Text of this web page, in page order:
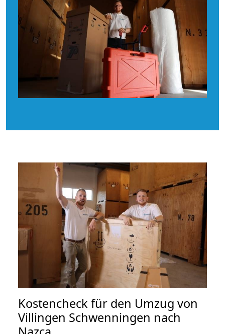
Kostencheck für den Umzug von
Villingen Schwenningen nach